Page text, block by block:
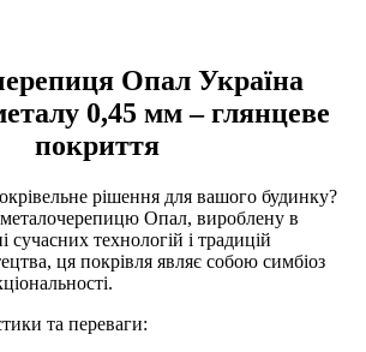
Опал Україна
0,45 мм – глянцеве
покриття
рішення для вашого будинку?
металочерепицю Опал, вироблену в
сучасних технологій і традицій
ця покрівля являє собою симбіоз
та переваги: